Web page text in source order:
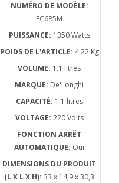
NUMÉRO DE MODÈLE:
EC685M
PUISSANCE: 1350 Watts
POIDS DE L'ARTICLE: 4,22 Kg
VOLUME: 1.1 litres
MARQUE: De'Longhi
CAPACITÉ: 1.1 litres
VOLTAGE: 220 Volts
FONCTION ARRÊT
AUTOMATIQUE: Oui
DIMENSIONS DU PRODUIT
(L X L X H): 33 x 14,9 x 30,3